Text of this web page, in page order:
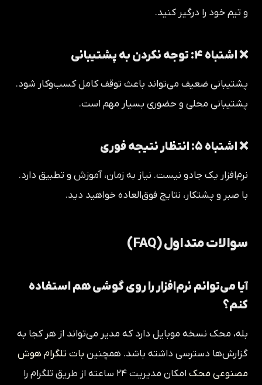
و تیم خود را درگیر کنید.
❌ اشتباه ۴: توجه نکردن به پشتیبانی
پشتیبانی ضعیف می‌تواند باعث توقف کامل کسب‌وکار شود.
پشتیبانی محلی و حضوری بسیار مهم است.
❌ اشتباه ۵: انتظار نتیجه فوری
نرم‌افزار یک جادو نیست. نیاز به زمان، آموزش و تطبیق دارد.
با صبر و پشتکار، نتایج فوق‌العاده خواهید دید.
سوالات متداول (FAQ)
آیا می‌توانم نرم‌افزار را روی گوشی هم استفاده
کنم؟
بله، محک نسخه موبایل دارد که مدیر می‌تواند از هر کجا به
گزارش‌ها دسترسی داشته باشد. همچنین بات تلگرام هوش
مصنوعی محک
امکان مدیریت ۲۴ ساعته از طریق تلگرام را